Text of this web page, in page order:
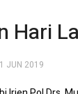
Hari
JUN 2019